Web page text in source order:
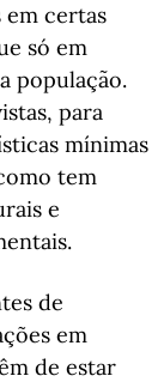
em certas
só em
população.
para
mínimas
tem
e
de
em
de estar